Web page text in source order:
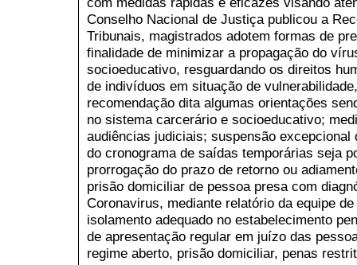
Conselho Nacional de Justiça publicou a
Tribunais, magistrados adotem formas de
finalidade de minimizar a propagação do
socioeducativo, resguardando os direitos
de indivíduos em situação de
recomendação dita algumas orientações
no sistema carcerário e socioeducativo;
audiências judiciais; suspensão
do cronograma de saídas temporárias seja
prorrogação do prazo de retorno ou
prisão domiciliar de pessoa presa com
Coronavirus, mediante relatório da equipe
isolamento adequado no estabelecimento
de apresentação regular em juízo das
regime aberto, prisão domiciliar, penas